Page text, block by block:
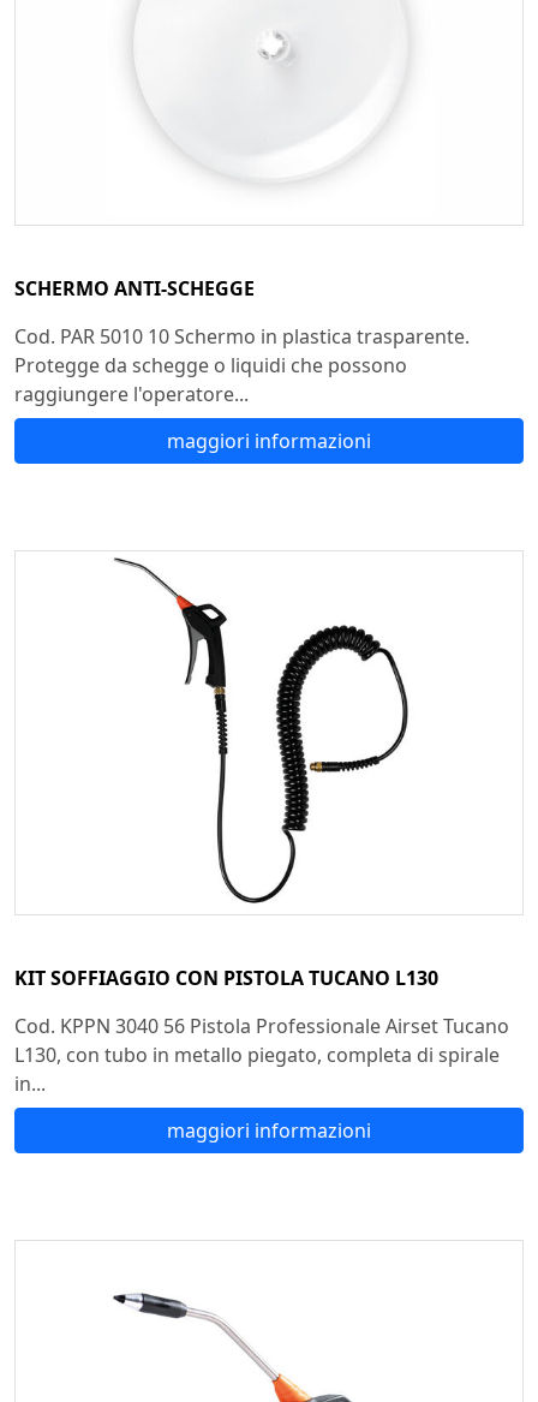
SCHERMO ANTI-SCHEGGE
Cod. PAR 5010 10 Schermo in plastica trasparente.
Protegge da schegge o liquidi che possono
raggiungere l'operatore...
maggiori informazioni
KIT SOFFIAGGIO CON PISTOLA TUCANO L130
Cod. KPPN 3040 56 Pistola Professionale Airset Tucano
L130, con tubo in metallo piegato, completa di spirale
in...
maggiori informazioni